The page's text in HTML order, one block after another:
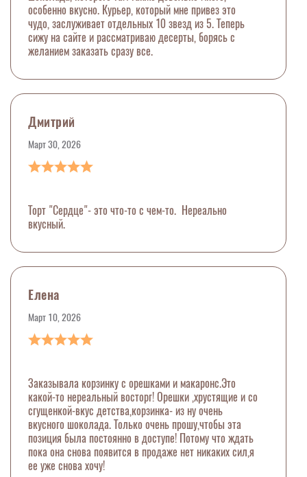
особенно вкусно. Курьер, который мне привез это
чудо, заслуживает отдельных 10 звезд из 5. Теперь
сижу на сайте и рассматриваю десерты, борясь с
желанием заказать сразу все.
Дмитрий
Март 30, 2026
Торт "Сердце"- это что-то с чем-то. Нереально
вкусный.
Елена
Март 10, 2026
Заказывала корзинку с орешками и макаронс.Это
какой-то нереальный восторг! Орешки ,хрустящие и со
сгущенкой-вкус детства,корзинка- из ну очень
вкусного шоколада. Только очень прошу,чтобы эта
позиция была постоянно в доступе! Потому что ждать
пока она снова появится в продаже нет никаких сил,я
ее уже снова хочу!